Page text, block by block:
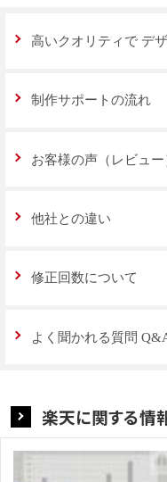
高いクオリティで デ
制作サポートの流れ
お客様の声（レビュー
他社との違い
修正回数について
よく聞かれる質問
楽天に関する情